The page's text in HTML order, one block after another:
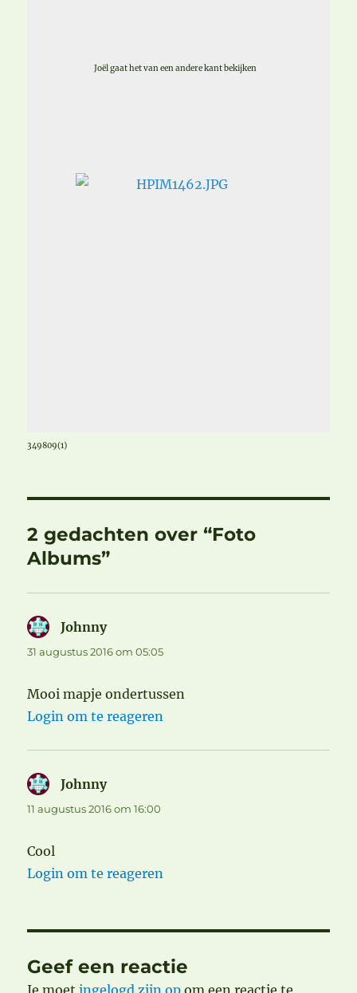
Joël gaat het van een andere kant bekijken
349809(1)
2 gedachten over “Foto
Albums”
Johnnyschreef:
31 augustus 2016 om 05:05
Mooi mapje ondertussen
Login om te reageren
Johnnyschreef:
11 augustus 2016 om 16:00
Cool
Login om te reageren
Geef een reactie